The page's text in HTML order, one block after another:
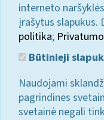
interneto
įrašytus slapukus.
politika;
Būtinieji
Naudojami
pagrindines
svetainė negali